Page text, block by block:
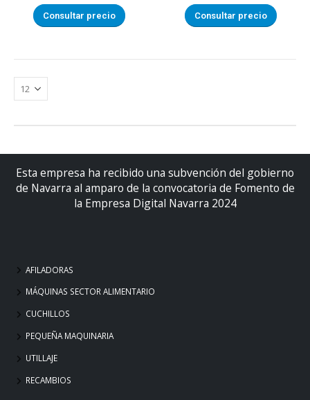
Consultar precio Consultar precio
Esta empresa ha recibido una subvención del gobierno
de Navarra al amparo de la convocatoria de Fomento de
la Empresa Digital Navarra 2024
AFILADORAS
MÁQUINAS SECTOR ALIMENTARIO
CUCHILLOS
PEQUEÑA MAQUINARIA
UTILLAJE
RECAMBIOS